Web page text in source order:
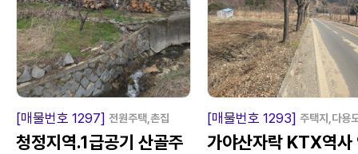
급 매 물
[매물번호 1297] 전원주택,촌집
청정지역.1급공기 산골주
급 매
[매물번호 1293] 주택지,다용
가야산자락 KTX역사